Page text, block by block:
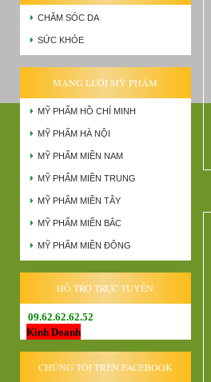
CHĂM SÓC DA
SỨC KHỎE
MẠNG LƯỚI MỸ PHẨM
MỸ PHẨM HỒ CHÍ MINH
MỸ PHẨM HÀ NỘI
MỸ PHẨM MIỀN NAM
MỸ PHẨM MIỀN TRUNG
MỸ PHẨM MIỀN TÂY
MỸ PHẨM MIỀN BẮC
MỸ PHẨM MIỀN ĐÔNG
HỖ TRỢ TRỰC TUYẾN
09.62.62.62.52
Kinh Doanh
CHÚNG TÔI TRÊN FACEBOOK